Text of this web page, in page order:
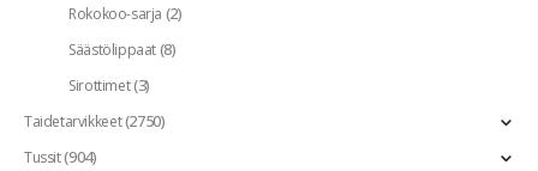
Rokokoo-sarja (2)
Säästölippaat(8)
Sirottimet(3)
Taidetarvikkeet(2750)
Tussit(904)